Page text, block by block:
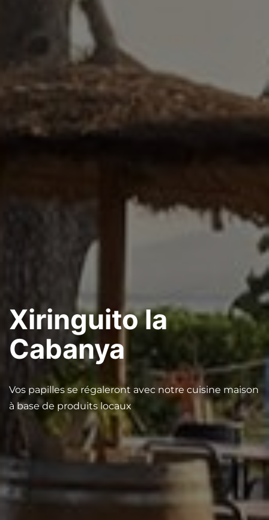
Xiringuito la
Cabanya
Vos papilles se régaleront avec notre cuisine maison
à base de produits locaux